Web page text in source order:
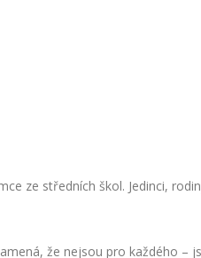
ze středních škol. Jedinci,
že nejsou pro každého –